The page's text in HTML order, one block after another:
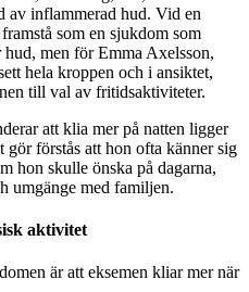
av inflammerad hud. Vid en
som en sjukdom som
men för Emma Axelsson,
hela kroppen och i ansiktet,
till val av fritidsaktiviteter.
att klia mer på natten ligger
gör förstås att hon ofta känner sig
hon skulle önska på dagarna,
umgänge med familjen.
aktivitet
är att eksemen kliar mer när